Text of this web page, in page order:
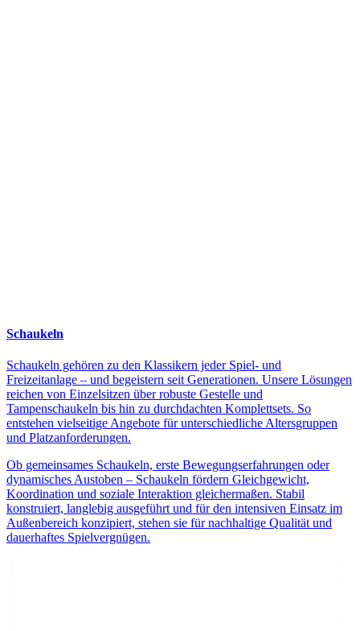
Schaukeln
Schaukeln gehören zu den Klassikern jeder Spiel- und
Freizeitanlage – und begeistern seit Generationen. Unsere Lösungen
reichen von Einzelsitzen über robuste Gestelle und
Tampenschaukeln bis hin zu durchdachten Komplettsets. So
entstehen vielseitige Angebote für unterschiedliche Altersgruppen
und Platzanforderungen.
Ob gemeinsames Schaukeln, erste Bewegungserfahrungen oder
dynamisches Austoben – Schaukeln fördern Gleichgewicht,
Koordination und soziale Interaktion gleichermaßen. Stabil
konstruiert, langlebig ausgeführt und für den intensiven Einsatz im
Außenbereich konzipiert, stehen sie für nachhaltige Qualität und
dauerhaftes Spielvergnügen.